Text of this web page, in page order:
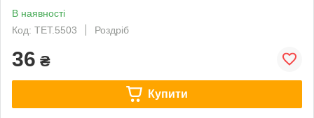
В наявності
Код: TET.5503
Роздріб
36 ₴
Купити